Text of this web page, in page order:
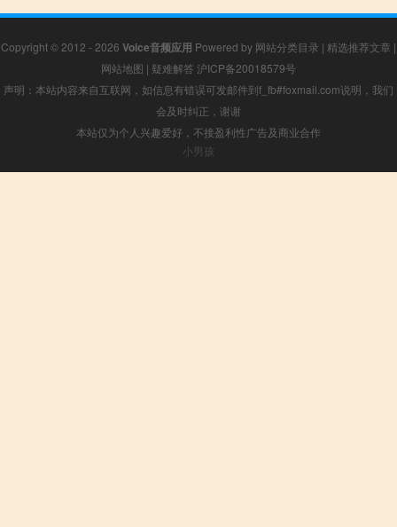
Copyright © 2012 - 2026 Voice音频应用 Powered by 网站分类目录 | 精选推荐文章 |
网站地图 | 疑难解答 沪ICP备20018579号
声明：本站内容来自互联网，如信息有错误可发邮件到f_fb#foxmail.com说明，我们
会及时纠正，谢谢
本站仅为个人兴趣爱好，不接盈利性广告及商业合作
小男孩